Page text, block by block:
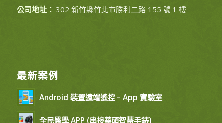
公司地址： 302 新竹縣竹北市勝利二路 155 號 1 樓
最新案例
Android 裝置遠端遙控 – App 實驗室
全民醫學 APP (串接華碩智慧手錶)